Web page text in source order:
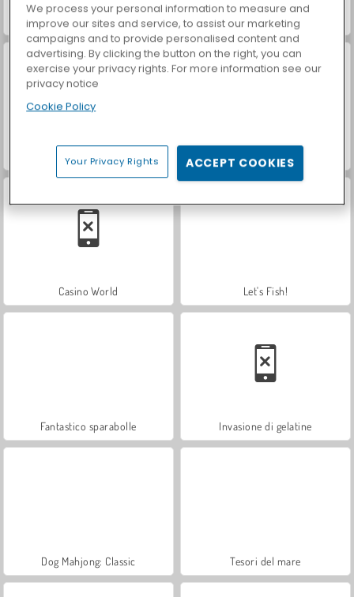
Hidden Object: Street of Secrets ASMR Makeover & Makeup Studio
World War 2 Shooter Car Parking City Duel
Casino World Let's Fish!
Fantastico sparabolle Invasione di gelatine
Dog Mahjong: Classic Tesori del mare
We process your personal information to measure and
improve our sites and service, to assist our marketing
campaigns and to provide personalised content and
advertising. By clicking the button on the right, you can
exercise your privacy rights. For more information see our
privacy notice
Cookie Policy
Your Privacy Rights ACCEPT COOKIES